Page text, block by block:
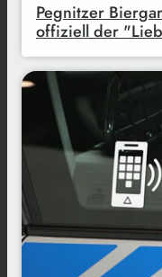
Pegnitzer
offiziell der